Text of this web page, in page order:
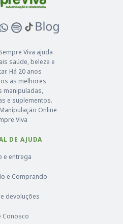
Viva ajuda
saúde, beleza e
Há 20 anos
as melhores
manipuladas,
e suplementos.
Online
Viva
DE AJUDA
e entrega
e Comprando
devoluções
Conosco